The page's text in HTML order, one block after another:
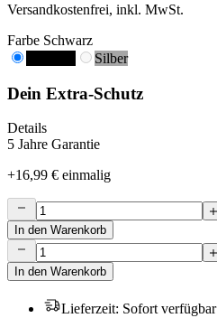
Versandkostenfrei, inkl. MwSt.
Farbe Schwarz
Silber
Dein Extra-Schutz
Details
5 Jahre Garantie
+16,99 € einmalig
In den Warenkorb
In den Warenkorb
Lieferzeit: Sofort verfügbar